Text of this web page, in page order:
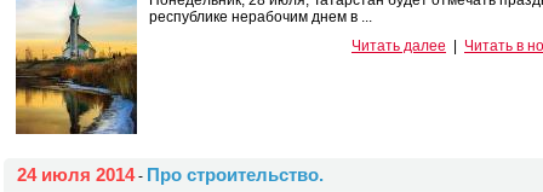
республике нерабочим днем в ...
Читать далее
Читать в
24 июля 2014- Про строительство.